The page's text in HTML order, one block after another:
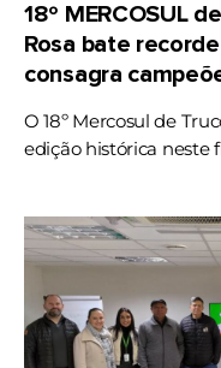
18º MERCOSUL
Rosa bate
consagra
O 18º Mercosul de
edição histórica neste